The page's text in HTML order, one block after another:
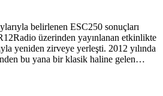
belirlenen ESC250 sonuçları
üzerinden yayınlanan etkinlikte
yeniden zirveye yerleşti. 2012 yılında
bu yana bir klasik haline gelen…